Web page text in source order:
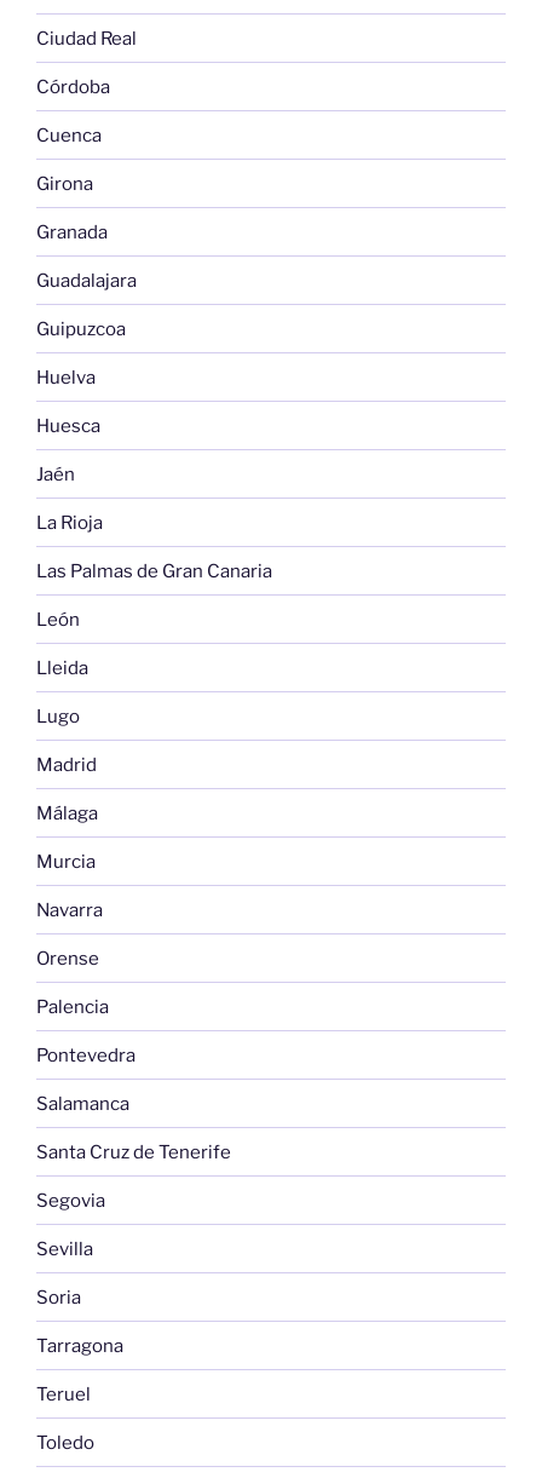
Ciudad Real
Córdoba
Cuenca
Girona
Granada
Guadalajara
Guipuzcoa
Huelva
Huesca
Jaén
La Rioja
Las Palmas de Gran Canaria
León
Lleida
Lugo
Madrid
Málaga
Murcia
Navarra
Orense
Palencia
Pontevedra
Salamanca
Santa Cruz de Tenerife
Segovia
Sevilla
Soria
Tarragona
Teruel
Toledo